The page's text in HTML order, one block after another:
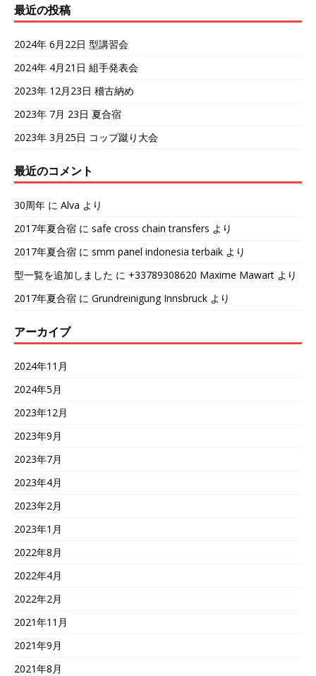
最近の投稿
2024年 6月22日 型講習会
2024年 4月21日 組手発表会
2023年 12月23日 稽古納め
2023年 7月 23日 夏合宿
2023年 3月25日 コップ蹴り大会
最近のコメント
30周年 に Alva より
2017年夏合宿 に safe cross chain transfers より
2017年夏合宿 に smm panel indonesia terbaik より
型一覧を追加しました に +33789308620 Maxime Mawart より
2017年夏合宿 に Grundreinigung Innsbruck より
アーカイブ
2024年11月
2024年5月
2023年12月
2023年9月
2023年7月
2023年4月
2023年2月
2023年1月
2022年8月
2022年4月
2022年2月
2021年11月
2021年9月
2021年8月